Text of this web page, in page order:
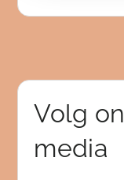
Volg
media